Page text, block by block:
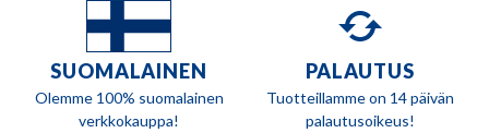
SUOMALAINEN
Olemme 100% suomalainen
verkkokauppa!
PALAUTUS
Tuotteillamme on 14 päivän
palautusoikeus!